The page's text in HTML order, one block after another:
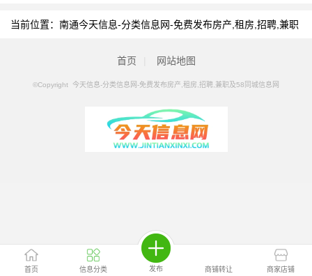
首页 信息分类 发布 商铺转让 商家店铺
当前位置： 南通今天信息-分类信息网-免费发布房产,租房,招聘,兼职
首页 网站地图
©Copyright 今天信息-分类信息网-免费发布房产,租房,招聘,兼职及58同城信息网